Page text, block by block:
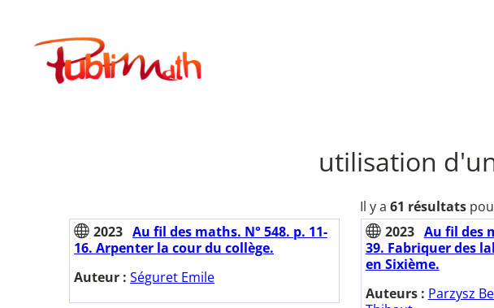
contenuPublimath
utilisation
Il y a 61 résultats
2023 Au fil des maths. N° 548. p. 11-
16. Arpenter la cour du collège.
Auteur : Séguret Emile
2023 Au fil des
39. Fabriquer des
en Sixième.
Auteurs : Parzysz